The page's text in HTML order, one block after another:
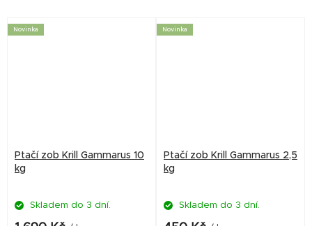
Novinka
Ptačí zob Krill Gammarus 10
kg
Skladem do 3 dní.
Novinka
Ptačí zob Krill Gammarus 2,5
kg
Skladem do 3 dní.